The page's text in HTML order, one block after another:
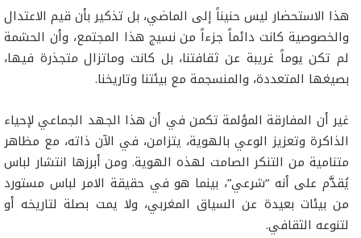
هذا الاستحضار ليس حنيناً إلى الماضي، بل تذكير بأن قيم الاعتدال
والخصوصية كانت دائماً جزءاً من نسيج هذا المجتمع، وأن الحشمة
لم تكن يوماً غريبة عن ثقافتنا، بل كانت وماتزال متجذرة فيها،
بصيغها المتعددة، والمنسجمة مع بيئتنا وتاريخنا.
غير أن المفارقة المؤلمة تكمن في أن هذا الجهد الجماعي لإحياء
الذاكرة وتعزيز الوعي بالهوية، يتزامن، في الآن ذاته، مع مظاهر
متنامية من التنكر الصامت لهذه الهوية. ومن أبرزها انتشار لباس
يُقدَّم على أنه “شرعي”، بينما هو في حقيقة الامر لباس مستورد
من بيئات بعيدة عن السياق المغربي، ولا يمت بصلة لتاريخه أو
لتنوعه الثقافي.